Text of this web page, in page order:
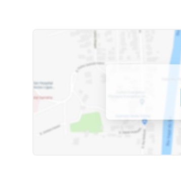
Avenida Rodolfo Kivitz,
comércios, serviços essenciais e com
O Residencial Engenho Velho oferece
poliesportivas, academia e salão de
ambiente seguro e agradável.
Aceita financiamento e avalia permuta.